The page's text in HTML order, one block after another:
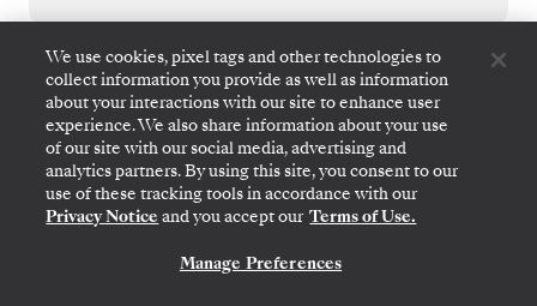
Für Angebote & Neuigkeiten anmelden
JETZT FÜR ANGEBOTE ANMELDEN
We use cookies, pixel tags and other technologies to
collect information you provide as well as information
about your interactions with our site to enhance user
experience. We also share information about your use
of our site with our social media, advertising and
analytics partners. By using this site, you consent to our
use of these tracking tools in accordance with our
Privacy Notice and you accept our Terms of Use.
Manage Preferences